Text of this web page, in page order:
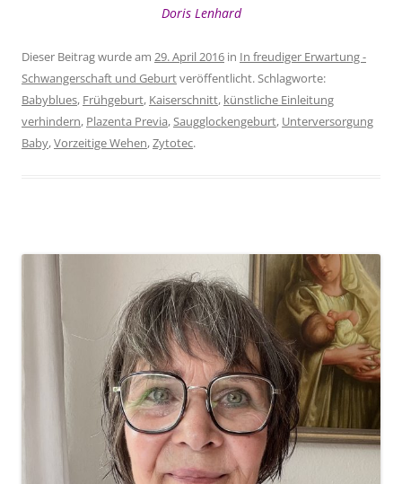
Doris Lenhard
Dieser Beitrag wurde am 29. April 2016 in In freudiger Erwartung -
Schwangerschaft und Geburtveröffentlicht. Schlagworte:
Babyblues, Frühgeburt, Kaiserschnitt, künstliche Einleitung
verhindern, Plazenta Previa,Saugglockengeburt, Unterversorgung
Baby,Vorzeitige Wehen,Zytotec.